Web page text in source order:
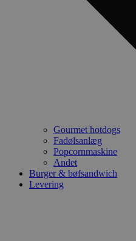
Gourmet hotdogs
Fadølsanlæg
Popcornmaskine
Andet
Burger & bøfsandwich
Levering